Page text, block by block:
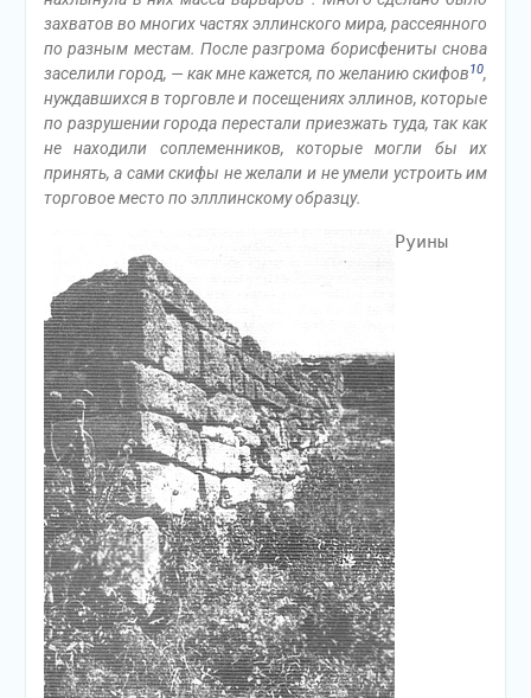
захватов во многих частях эллинского мира, рассеянного
по разным местам. После разгрома борисфениты снова
заселили город, — как мне кажется, по желанию скифов10,
нуждавшихся в торговле и посещениях эллинов, которые
по разрушении города перестали приезжать туда, так как
не находили соплеменников, которые могли бы их
принять, а сами скифы не желали и не умели устроить им
торговое место по элллинскому образцу.
Руины